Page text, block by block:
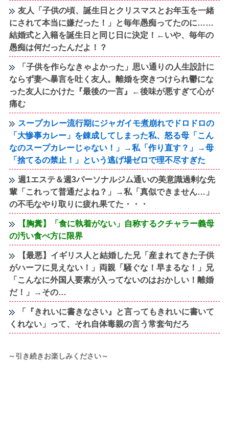
友人「子供の頃、誕生日とクリスマスとお年玉を一緒
にされて本当に嫌だった！」と毎年愚痴ってたのに……
結婚式と入籍を誕生日と同じ日に決定！←いや、毎年の
愚痴は何だったんだよ！？
「子供を作らなきゃよかった」思い通りの人生設計に
ならず妻へ暴言を吐く友人。離婚を突きつけられ鬱にな
った友人にかけた『最後の一言』←後味が悪すぎて心が
痛む
スープカレー流行期にジャガイモ煮崩れでドロドロの
「大惨事カレー」を錬成してしまった私、怒る母「こん
なのスープカレーじゃない！」→私「作り直す？」→母
「捨てるの禁止！」という逃げ場ゼロで理不尽すぎた
週1エステ＆週3パーソナルジム通いの美意識過剰な先
輩「これって普通だよね？」→私「真似できません…」
の不毛なやり取りに疲れ果てた・・・
【胸糞】「食に執着がない」自称するクチャラー義母
の汚い食べ方に限界
【最悪】イギリス人と結婚した兄「産まれてきた子供
がハーフに見えない！」両親「騒ぐな！早まるな！」兄
「こんなに外国人要素が入ってないのはおかしい！離婚
だ！」→その…
「『きれいに書きなさい』と言ってもきれいに書いて
くれない」って、それ自体毒親の言う常套句だろ
～引き続きお楽しみください～